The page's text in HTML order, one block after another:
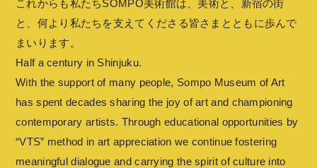
これからも私たちSOMPO美術館は、美術と、新宿の街
と、何より私たちを支えてくださる皆さまとともに歩んで
まいります。
Half a century in Shinjuku.
With the support of many people, Sompo Museum of Art
has spent decades sharing the joy of art and championing
contemporary artists. Through educational opportunities by
“VTS” method in art appreciation we continue fostering
meaningful dialogue and carrying the spirit of culture into